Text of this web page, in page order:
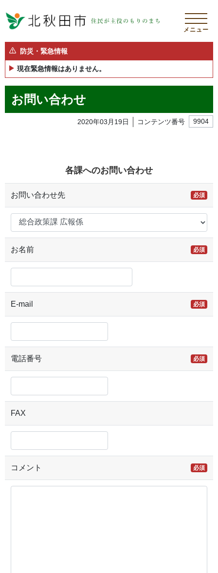
メニュー
防災・緊急情報
現在緊急情報はありません。
お問い合わせ
2020年03月19日 コンテンツ番号 9904
各課へのお問い合わせ
お問い合わせ先 必須
お名前 必須
E-mail 必須
電話番号 必須
FAX
コメント 必須